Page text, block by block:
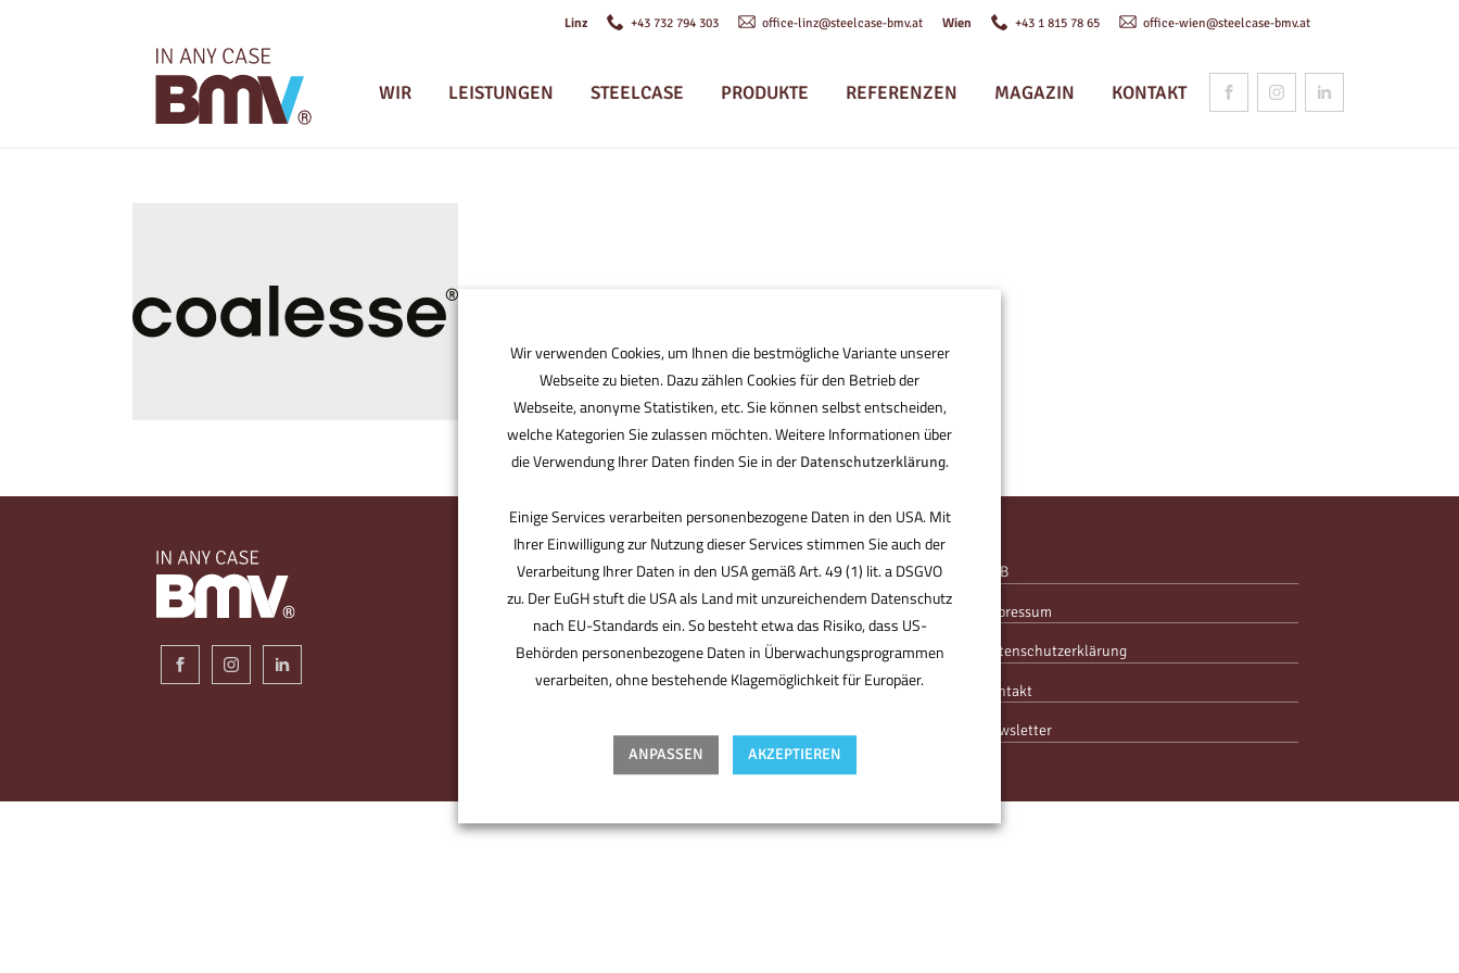
Linz +43 732 794 303 office-linz@steelcase-bmv.at Wien +43 1 815 78 65 office-wien@steelcase-bmv.at
WIR LEISTUNGEN STEELCASE PRODUKTE REFERENZEN MAGAZIN KONTAKT
BMV ist der Bürodesigner. Der Partner für den
perfekten Standort. Derjenige, der Sie optimal
ausstattet, individuell berät. Plant, was für Sie zählt –
von Anfang an. Ohne Kompromisse, aber mit Know-
how, Designgefühl und Erfahrung. Ihr Partner, mit
Spaß an der Arbeit.
AGB
Impressum
Datenschutzerklärung
Kontakt
Newsletter
Wir verwenden Cookies, um Ihnen die bestmögliche Variante unserer
Webseite zu bieten. Dazu zählen Cookies für den Betrieb der
Webseite, anonyme Statistiken, etc. Sie können selbst entscheiden,
welche Kategorien Sie zulassen möchten. Weitere Informationen über
die Verwendung Ihrer Daten finden Sie in der Datenschutzerklärung.
Einige Services verarbeiten personenbezogene Daten in den USA. Mit
Ihrer Einwilligung zur Nutzung dieser Services stimmen Sie auch der
Verarbeitung Ihrer Daten in den USA gemäß Art. 49 (1) lit. a DSGVO
zu. Der EuGH stuft die USA als Land mit unzureichendem Datenschutz
nach EU-Standards ein. So besteht etwa das Risiko, dass US-
Behörden personenbezogene Daten in Überwachungsprogrammen
verarbeiten, ohne bestehende Klagemöglichkeit für Europäer.
ANPASSEN AKZEPTIEREN